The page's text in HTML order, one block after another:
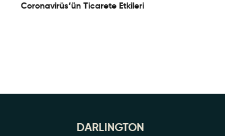
Coronavirüs’ün Ticarete Etkileri
DARLINGTON